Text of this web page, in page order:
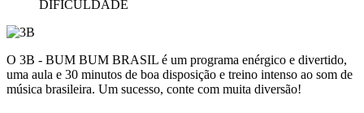
DIFICULDADE
O 3B - BUM BUM BRASIL é um programa enérgico e divertido,
uma aula e 30 minutos de boa disposição e treino intenso ao som de
música brasileira. Um sucesso, conte com muita diversão!